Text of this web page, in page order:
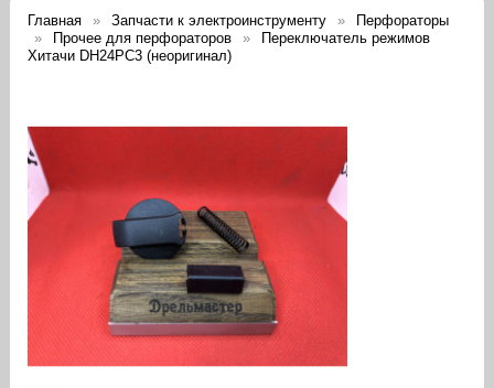
Главная Запчасти к электроинструменту
Перфораторы
Прочее для перфораторов
Переключатель режимов
Хитачи DH24PC3 (неоригинал)